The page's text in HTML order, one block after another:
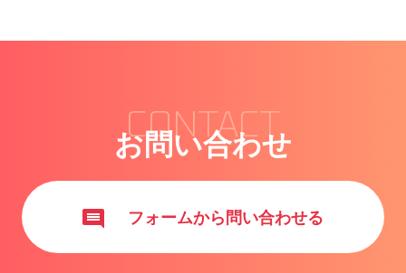
CONTACT
お問い合わせ
フォームから問い合わせる